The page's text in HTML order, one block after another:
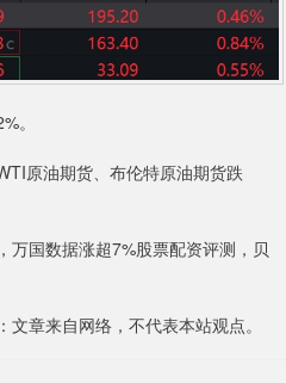
。
原油期货、布伦特原油期货跌
国数据涨超7%股票配资评测，贝
文章来自网络，不代表本站观点。